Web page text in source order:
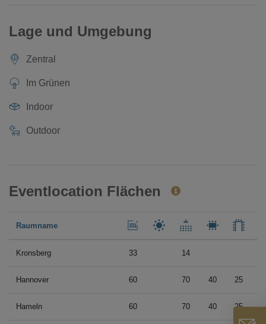
Lage und Umgebung
Zentral
Im Grünen
Indoor
Outdoor
Eventlocation Flächen
Raumname
Kronsberg 33 14
Hannover 60 70 40 25
Hameln 60 70 40 25